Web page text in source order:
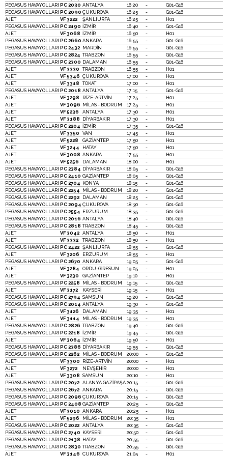
PEGASUS HAVAYOLLARI PC 2030 ANTALYA 16:20 -
G01-G16
PEGASUS HAVAYOLLARI PC 2090 ÇUKUROVA 16:25 -
G01-G16
AJET
VF 3222 ŞANLIURFA 16:25 -
H01
PEGASUS HAVAYOLLARI PC 2190 İZMİR 16:40 -
G01-G16
AJET
VF 3068 İZMİR 16:50 -
H01
PEGASUS HAVAYOLLARI PC 2660 ANKARA 16:55 -
G01-G16
PEGASUS HAVAYOLLARI PC 2432 MARDİN 16:55 -
G01-G16
PEGASUS HAVAYOLLARI PC 2824 TRABZON 16:55 -
G01-G16
PEGASUS HAVAYOLLARI PC 2300 DALAMAN 16:55 -
G01-G16
AJET
VF 3330 TRABZON 16:55 -
H01
AJET
VF 5346 ÇUKUROVA 17:00 -
H01
AJET
VF 3318 TOKAT 17:00 -
H01
PEGASUS HAVAYOLLARI PC 2018 ANTALYA 17:15 -
G01-G16
AJET
VF 3298 RİZE-ARTVİN 17:25 -
H01
AJET
VF 3096 MİLAS - BODRUM 17:25 -
H01
AJET
VF 5236 ANTALYA 17:30 -
H01
AJET
VF 3188 DİYARBAKIR 17:30 -
H01
PEGASUS HAVAYOLLARI PC 2204 İZMİR 17:35 -
G01-G16
AJET
VF 3350 VAN 17:45 -
H01
AJET
VF 5228 GAZİANTEP 17:50 -
H01
AJET
VF 3244 HATAY 17:50 -
H01
AJET
VF 3008 ANKARA 17:55 -
H01
AJET
VF 5256 DALAMAN 18:00 -
H01
PEGASUS HAVAYOLLARI PC 2384 DİYARBAKIR 18:05 -
G01-G16
PEGASUS HAVAYOLLARI PC 2410 GAZİANTEP 18:05 -
G01-G16
PEGASUS HAVAYOLLARI PC 2704 KONYA 18:15 -
G01-G16
PEGASUS HAVAYOLLARI PC 2254 MİLAS - BODRUM 18:20 -
G01-G16
PEGASUS HAVAYOLLARI PC 2292 DALAMAN 18:25 -
G01-G16
PEGASUS HAVAYOLLARI PC 2094 ÇUKUROVA 18:30 -
G01-G16
PEGASUS HAVAYOLLARI PC 2554 ERZURUM 18:35 -
G01-G16
PEGASUS HAVAYOLLARI PC 2016 ANTALYA 18:40 -
G01-G16
PEGASUS HAVAYOLLARI PC 2818 TRABZON 18:45 -
G01-G16
AJET
VF 3042 ANTALYA 18:50 -
H01
AJET
VF 3332 TRABZON 18:50 -
H01
PEGASUS HAVAYOLLARI PC 2422 ŞANLIURFA 18:55 -
G01-G16
AJET
VF 3206 ERZURUM 18:55 -
H01
PEGASUS HAVAYOLLARI PC 2670 ANKARA 19:05 -
G01-G16
AJET
VF 3284 ORDU-GİRESUN 19:05 -
H01
AJET
VF 3230 GAZİANTEP 19:10 -
H01
PEGASUS HAVAYOLLARI PC 2258 MİLAS - BODRUM 19:15 -
G01-G16
AJET
VF 3172 KAYSERİ 19:15 -
H01
PEGASUS HAVAYOLLARI PC 2794 SAMSUN 19:20 -
G01-G16
PEGASUS HAVAYOLLARI PC 2014 ANTALYA 19:30 -
G01-G16
AJET
VF 3126 DALAMAN 19:35 -
H01
AJET
VF 3114 MİLAS - BODRUM 19:35 -
H01
PEGASUS HAVAYOLLARI PC 2826 TRABZON 19:40 -
G01-G16
PEGASUS HAVAYOLLARI PC 2218 İZMİR 19:45 -
G01-G16
AJET
VF 3064 İZMİR 19:50 -
H01
PEGASUS HAVAYOLLARI PC 2386 DİYARBAKIR 19:55 -
G01-G16
PEGASUS HAVAYOLLARI PC 2262 MİLAS - BODRUM 20:00 -
G01-G16
AJET
VF 3300 RİZE-ARTVİN 20:00 -
H01
AJET
VF 3272 NEVŞEHİR 20:00 -
H01
AJET
VF 3308 SAMSUN 20:10 -
H01
PEGASUS HAVAYOLLARI PC 2072 ALANYA GAZİPAŞA20:15 -
G01-G16
PEGASUS HAVAYOLLARI PC 2672 ANKARA 20:15 -
G01-G16
PEGASUS HAVAYOLLARI PC 2096 ÇUKUROVA 20:15 -
G01-G16
PEGASUS HAVAYOLLARI PC 2408 GAZİANTEP 20:25 -
G01-G16
AJET
VF 3010 ANKARA 20:25 -
H01
AJET
VF 5296 MİLAS - BODRUM 20:35 -
H01
PEGASUS HAVAYOLLARI PC 2022 ANTALYA 20:35 -
G01-G16
PEGASUS HAVAYOLLARI PC 2740 KAYSERİ 20:50 -
G01-G16
PEGASUS HAVAYOLLARI PC 2138 HATAY 20:55 -
G01-G16
PEGASUS HAVAYOLLARI PC 2830 TRABZON 20:55 -
G01-G16
AJET
VF 3146 ÇUKUROVA 21:05 - H01